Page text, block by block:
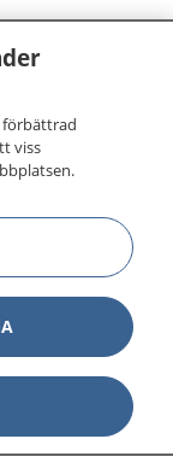
vård
om
kontakta.
dina
för
förbättrad
viss